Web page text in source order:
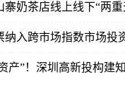
寨奶茶店线上线下“两重
纳入跨市场指数市场投
产”！深圳高新投构建